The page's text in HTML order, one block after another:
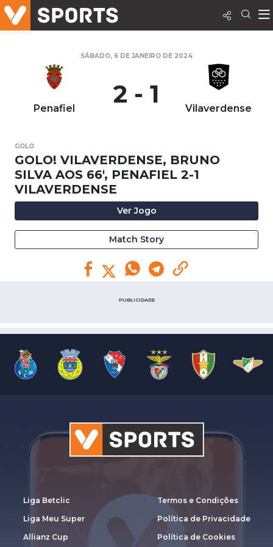
SÁBADO, 6 DE JANEIRO DE 2024
Penafiel 2 - 1 Vilaverdense
GOLO
GOLO! VILAVERDENSE, BRUNO
SILVA AOS 66', PENAFIEL 2-1
VILAVERDENSE
Ver Jogo
Match Story
PUBLICIDADE
Liga Betclic
Liga Meu Super
Allianz Cup
Termos e Condições
Política de Privacidade
Política de Cookies